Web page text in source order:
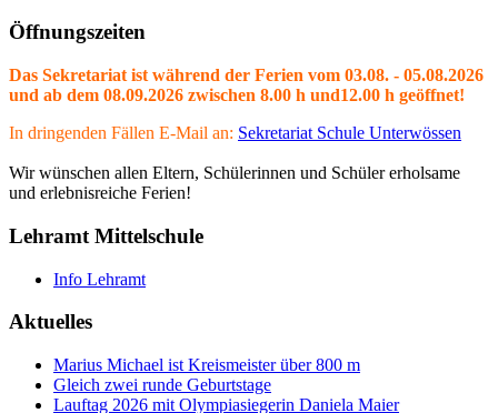
Öffnungszeiten
Das Sekretariat ist während der Ferien vom 03.08. - 05.08.2026
und ab dem 08.09.2026 zwischen 8.00 h und12.00 h geöffnet!
In dringenden Fällen E-Mail an: Sekretariat Schule Unterwössen
Wir wünschen allen Eltern, Schülerinnen und Schüler erholsame
und erlebnisreiche Ferien!
Lehramt Mittelschule
Info Lehramt
Aktuelles
Marius Michael ist Kreismeister über 800 m
Gleich zwei runde Geburtstage
Lauftag 2026 mit Olympiasiegerin Daniela Maier